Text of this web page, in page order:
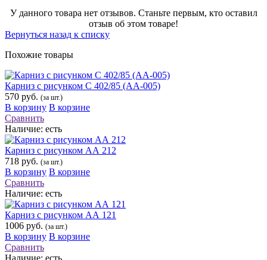
У данного товара нет отзывов. Станьте первым, кто оставил
отзыв об этом товаре!
Вернуться назад к списку
Похожие товары
Карниз с рисунком С 402/85 (АА-005)
570 руб. (за шт.)
В корзину В корзине
Сравнить
Наличие: есть
Карниз с рисунком АА 212
718 руб. (за шт.)
В корзину В корзине
Сравнить
Наличие: есть
Карниз с рисунком АА 121
1006 руб. (за шт.)
В корзину В корзине
Сравнить
Наличие: есть